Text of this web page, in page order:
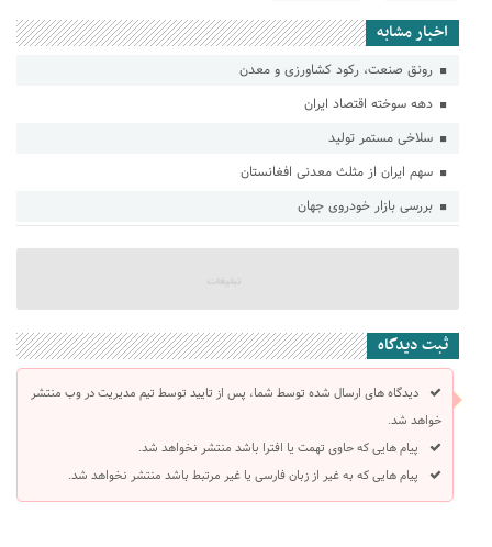
اخبار مشابه
رونق صنعت، رکود کشاورزی و معدن
دهه سوخته اقتصاد ايران
سلاخی مستمر تولید
سهم ایران از مثلث معدنی افغانستان
بررسی بازار خودروی جهان
ثبت دیدگاه
دیدگاه های ارسال شده توسط شما، پس از تایید توسط تیم مدیریت در وب منتشر
خواهد شد.
پیام هایی که حاوی تهمت یا افترا باشد منتشر نخواهد شد.
پیام هایی که به غیر از زبان فارسی یا غیر مرتبط باشد منتشر نخواهد شد.